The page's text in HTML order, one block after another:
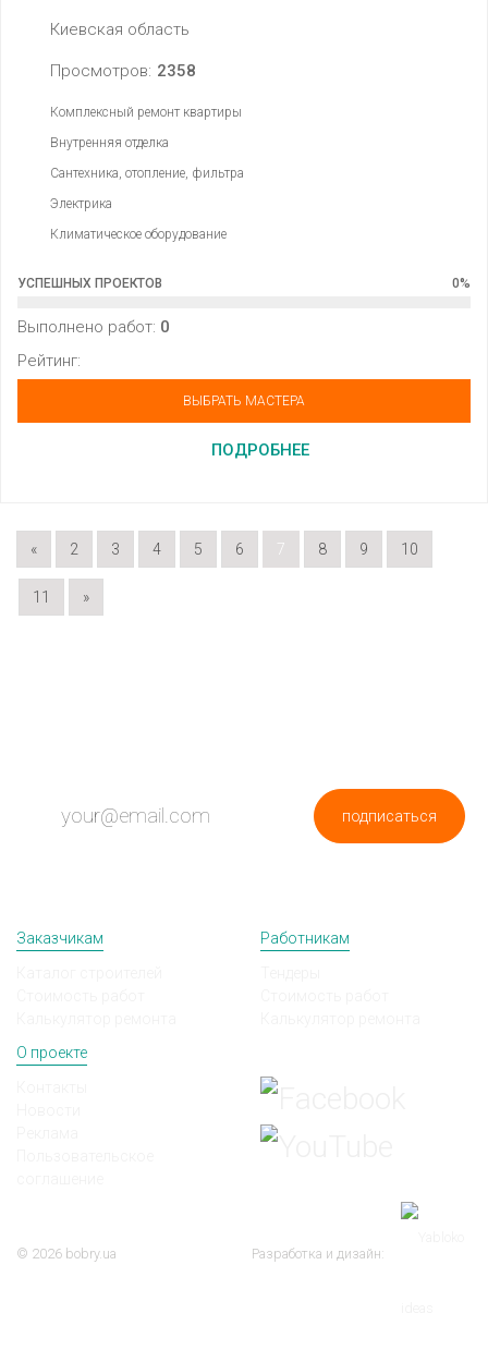
Киевская область
Просмотров: 2358
Комплексный ремонт квартиры
Внутренняя отделка
Сантехника, отопление, фильтра
Электрика
Климатическое оборудование
УСПЕШНЫХ ПРОЕКТОВ 0%
Выполнено работ: 0
Рейтинг:
ВЫБРАТЬ МАСТЕРА
ПОДРОБНЕЕ
« 2 3 4 5 6 7 8 9 10
11 »
подписаться
Заказчикам
Работникам
О проекте
© 2026 bobry.ua Разработка и дизайн: